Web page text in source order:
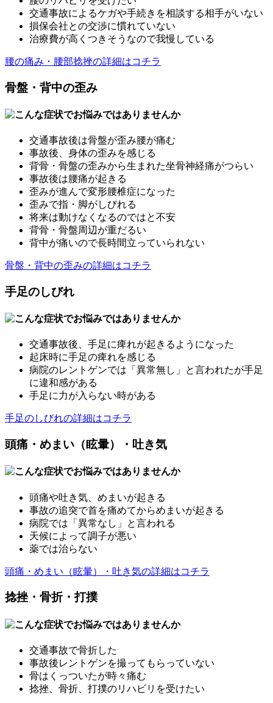
交通事故によるケガや手続きを相談する相手がいない
損保会社との交渉に慣れていない
治療費が高くつきそうなので我慢している
腰の痛み・腰部捻挫の詳細はコチラ
骨盤・背中の歪み
交通事故後は骨盤が歪み腰が痛む
事故後、身体の歪みを感じる
背骨・骨盤の歪みから生まれた坐骨神経痛がつらい
事故後は腰痛が起きる
歪みが進んで変形腰椎症になった
歪みで指・脚がしびれる
将来は動けなくなるのではと不安
背骨・骨盤周辺が重だるい
背中が痛いので長時間立っていられない
骨盤・背中の歪みの詳細はコチラ
手足のしびれ
交通事故後、手足に痺れが起きるようになった
起床時に手足の痺れを感じる
病院のレントゲンでは「異常無し」と言われたが手足
に違和感がある
手足に力が入らない時がある
手足のしびれの詳細はコチラ
頭痛・めまい（眩暈）・吐き気
頭痛や吐き気、めまいが起きる
事故の追突で首を痛めてからめまいが起きる
病院では「異常なし」と言われる
天候によって調子が悪い
薬では治らない
頭痛・めまい（眩暈）・吐き気の詳細はコチラ
捻挫・骨折・打撲
交通事故で骨折した
事故後レントゲンを撮ってもらっていない
骨はくっついたが時々痛む
捻挫、骨折、打撲のリハビリを受けたい